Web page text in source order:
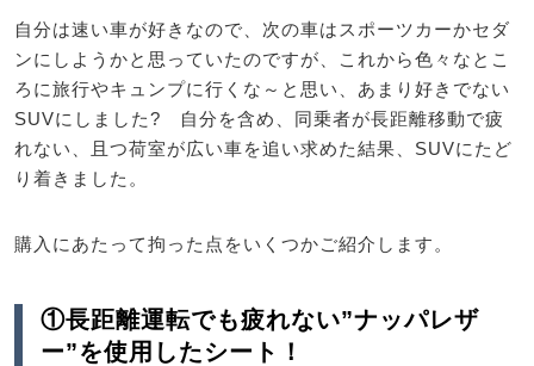
自分は速い車が好きなので、次の車はスポーツカーかセダ
ンにしようかと思っていたのですが、これから色々なとこ
ろに旅行やキュンプに行くな～と思い、あまり好きでない
SUVにしました? 自分を含め、同乗者が長距離移動で疲
れない、且つ荷室が広い車を追い求めた結果、SUVにたど
り着きました。
購入にあたって拘った点をいくつかご紹介します。
①長距離運転でも疲れない”ナッパレザ
ー”を使用したシート！